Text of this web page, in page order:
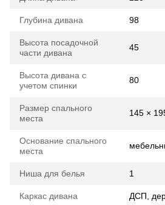
Глубина дивана 98
Высота посадочной
части дивана
45
Высота дивана с
учетом спинки
80
Размер спального
места
145 ×
Основание спального
места
Ниша для белья 1
Каркас дивана ДСП,